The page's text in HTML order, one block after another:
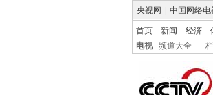
央视网 中国网络电
首页 新闻 经济
电视
频道大全